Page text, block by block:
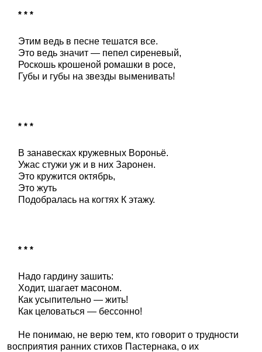
* * *
Этим ведь в песне тешатся все.
Это ведь значит — пепел сиреневый,
Роскошь крошеной ромашки в росе,
Губы и губы на звезды выменивать!
* * *
В занавесках кружевных Вороньё.
Ужас стужи уж и в них Заронен.
Это кружится октябрь,
Это жуть
Подобралась на когтях К этажу.
* * *
Надо гардину зашить:
Ходит, шагает масоном.
Как усыпительно — жить!
Как целоваться — бессонно!
Не понимаю, не верю тем, кто говорит о трудности
восприятия ранних стихов Пастернака, о их